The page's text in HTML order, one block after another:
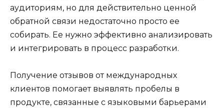
аудиториям, но для действительно ценной
обратной связи недостаточно просто ее
собирать. Ее нужно эффективно анализировать
и интегрировать в процесс разработки.
Получение отзывов от международных
клиентов помогает выявлять пробелы в
продукте, связанные с языковыми барьерами